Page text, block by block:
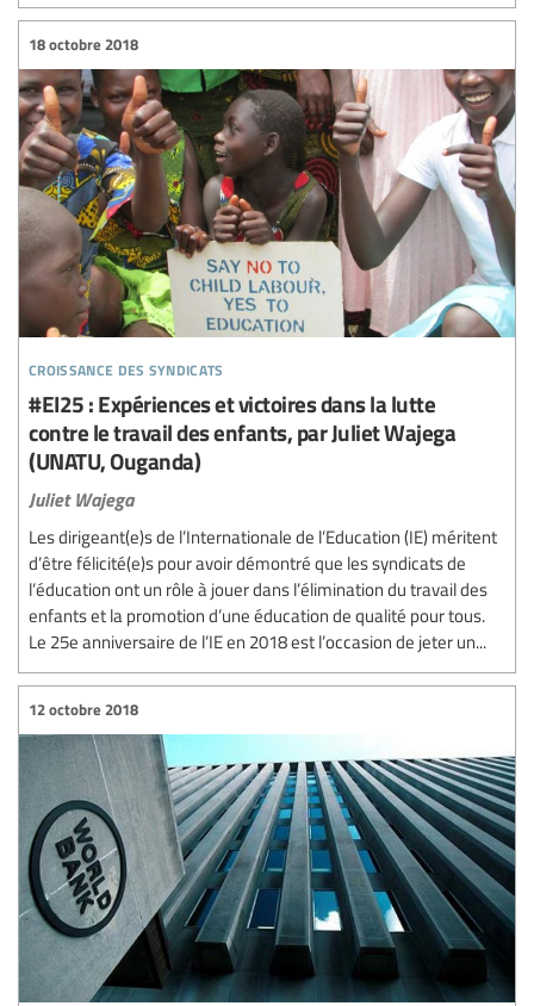
croissance des syndicats
18 octobre 2018
#EI25 : Expériences et victoires dans la lutte
contre le travail des enfants, par Juliet Wajega
(UNATU, Ouganda)
Juliet Wajega
Les dirigeant(e)s de l’Internationale de l’Education (IE) méritent
d’être félicité(e)s pour avoir démontré que les syndicats de
l’éducation ont un rôle à jouer dans l’élimination du travail des
enfants et la promotion d’une éducation de qualité pour tous.
Le 25e anniversaire de l’IE en 2018 est l’occasion de jeter un...
12 octobre 2018